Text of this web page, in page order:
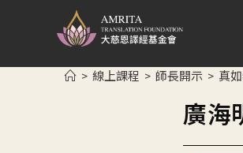
> 線上課程 > 師長開示 > 真
廣海